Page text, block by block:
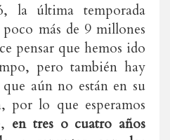
la última temporada
más de 9 millones
pensar que hemos ido
pero también hay
aún no están en su
por lo que esperamos
en tres o cuatro años